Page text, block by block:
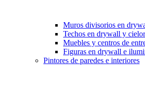
Muros divisorios en
Techos en drywall y
Muebles y centros de
Figuras en drywall e
Pintores de paredes e interiores